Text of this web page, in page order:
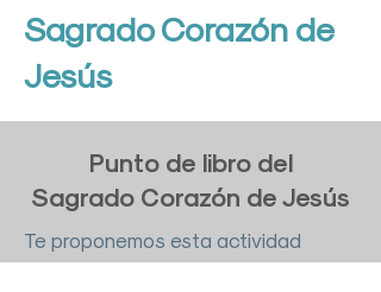
Sagrado Corazón de
Jesús
Punto de libro del
Sagrado Corazón de Jesús
Te proponemos esta actividad